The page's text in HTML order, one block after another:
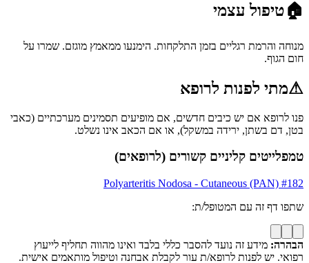
🏠טיפול עצמי
מנוחה והרמת רגליים בזמן התלקחות. הימנעו ממאמץ מוגזם. שמרו על
חום הגוף.
⚠מתי לפנות לרופא
פנו לרופא אם יש כיבים חדשים, אם מופיעים תסמינים מערכתיים (כאבי
בטן, דם בשתן, ירידה במשקל), או אם הכאב אינו נשלט.
טמפלייטים קליניים קשורים (לרופאים)
#182
Polyarteritis Nodosa - Cutaneous (PAN)
שתפו דף זה עם המטופל/ת:
הבהרה: מידע זה נועד להסבר כללי בלבד ואינו מהווה תחליף לייעוץ
רפואי. יש לפנות לרופא/ת עור לקבלת אבחנה וטיפול מותאמים אישית.